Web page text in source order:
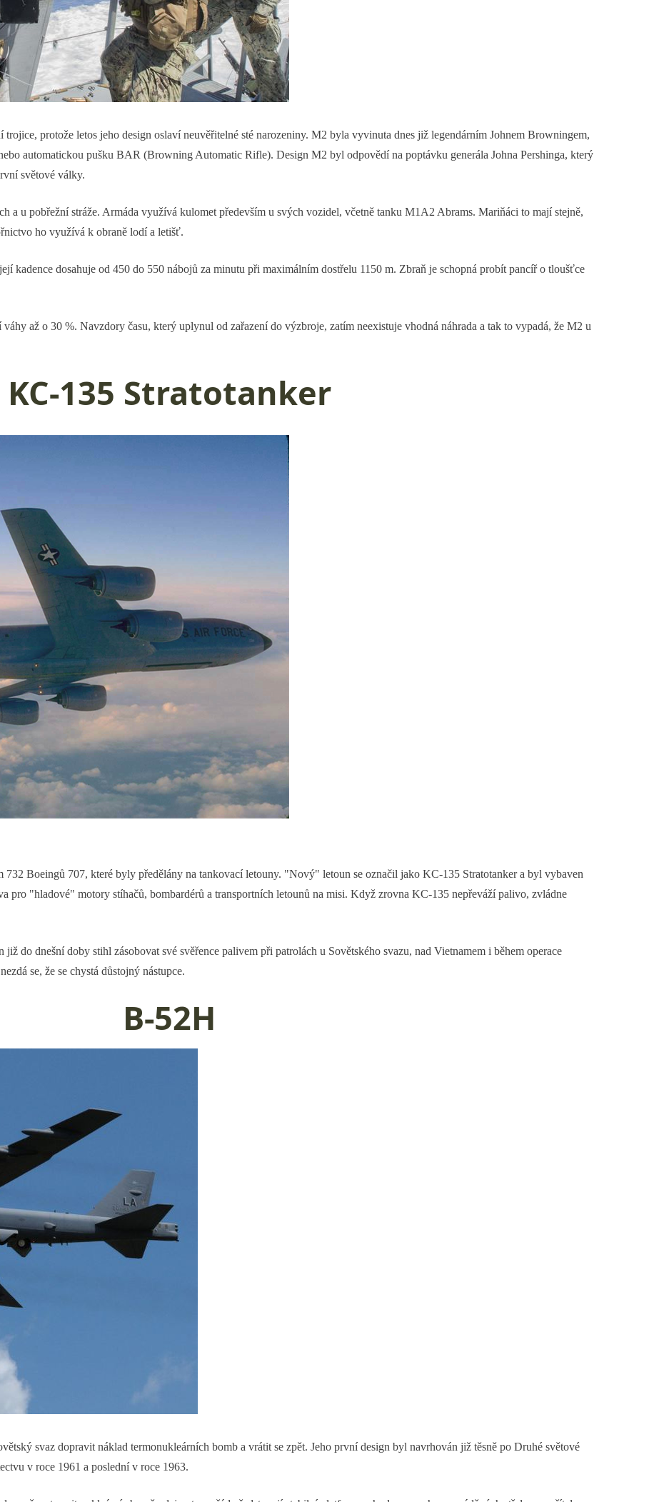
protože letos jeho design oslaví neuvěřitelné sté narozeniny. M2 byla vyvinuta dnes již legendárním Johnem Browningem,
automatickou pušku BAR (Browning Automatic Rifle). Design M2 byl odpovědí na poptávku generála Johna Pershinga, který
světové války.
a u pobřežní stráže. Armáda využívá kulomet především u svých vozidel, včetně tanku M1A2 Abrams. Mariňáci to mají stejně,
ho využívá k obraně lodí a letišť.
kadence dosahuje od 450 do 550 nábojů za minutu při maximálním dostřelu 1150 m. Zbraň je schopná probít pancíř o tloušťce
až o 30 %. Navzdory času, který uplynul od zařazení do výzbroje, zatím neexistuje vhodná náhrada a tak to vypadá, že M2 u
KC-135 Stratotanker
732 Boeingů 707, které byly předělány na tankovací letouny. "Nový" letoun se označil jako KC-135 Stratotanker a byl vybaven
pro "hladové" motory stíhačů, bombardérů a transportních letounů na misi. Když zrovna KC-135 nepřeváží palivo, zvládne
do dnešní doby stihl zásobovat své svěřence palivem při patrolách u Sovětského svazu, nad Vietnamem i během operace
se, že se chystá důstojný nástupce.
B-52H
svaz dopravit náklad termonukleárních bomb a vrátit se zpět. Jeho první design byl navrhován již těsně po Druhé světové
v roce 1961 a poslední v roce 1963.